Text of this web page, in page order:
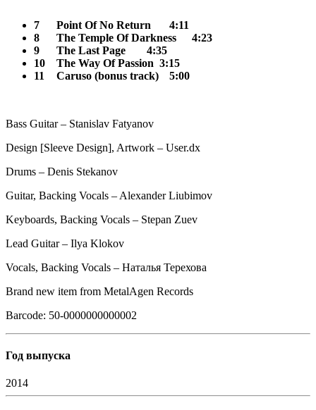
7 Point Of No Return
4:11
8
The Temple Of Darkness
4:23
9
The Last Page
4:35
10
The Way Of Passion 3:15
11
Caruso (bonus track) 5:00
Bass Guitar – Stanislav Fatyanov
Design [Sleeve Design], Artwork – User.dx
Drums – Denis Stekanov
Guitar, Backing Vocals – Alexander Liubimov
Keyboards, Backing Vocals – Stepan Zuev
Lead Guitar – Ilya Klokov
Vocals, Backing Vocals – Наталья Терехова
Brand new item from MetalAgen Records
Barcode: 50-0000000000002
Год выпуска
2014